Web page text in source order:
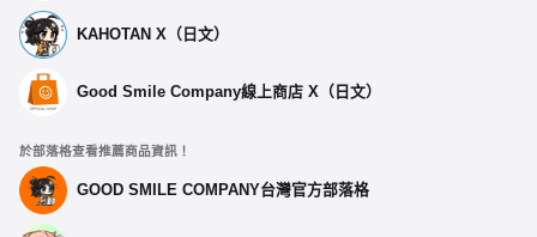
KAHOTAN X（日文）
Good Smile Company線上商店 X（日文）
於部落格查看推薦商品資訊！
GOOD SMILE COMPANY台灣官方部落格